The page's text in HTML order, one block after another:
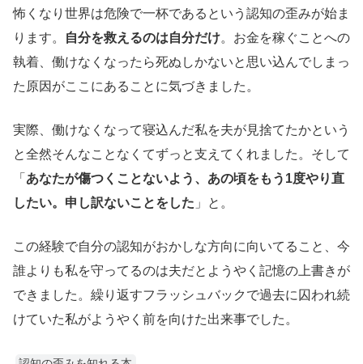
怖くなり世界は危険で一杯であるという認知の歪みが始ま
ります。
自分を救えるのは自分だけ。お金を稼ぐことへの
執着、働けなくなったら死ぬしかないと思い込んでしまっ
た原因がここにあることに気づきました。
実際、働けなくなって寝込んだ私を夫が見捨てたかという
と全然そんなことなくてずっと支えてくれました。そして
「 あなたが傷つくことないよう、あの頃をもう1度やり直
したい。申し訳ないことをした 」と。
この経験で自分の認知がおかしな方向に向いてること、今
誰よりも私を守ってるのは夫だとようやく記憶の上書きが
できました。繰り返すフラッシュバックで過去に囚われ続
けていた私がようやく前を向けた出来事でした。